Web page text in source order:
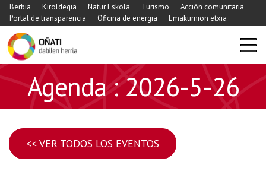
Berbia Kiroldegia Natur Eskola Turismo
Acción comunitaria
Portal de transparencia
Oficina de energia Emakumion etxia
Agenda : 2026-5-26
<< VER TODOS LOS EVENTOS